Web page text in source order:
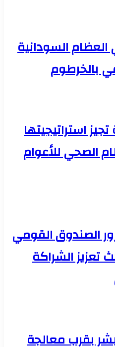
السودانية
بالخرطوم
استراتيجيتها
الصحي للأعوام
الصندوق القومي
تعزيز الشراكة
بقرب معالجة